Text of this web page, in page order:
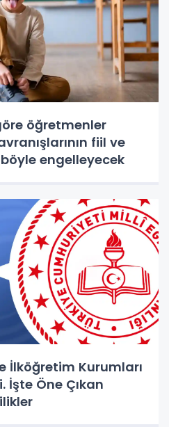
öğretmenler
fiil ve
engelleyecek
İlköğretim Kurumları
İşte Öne Çıkan